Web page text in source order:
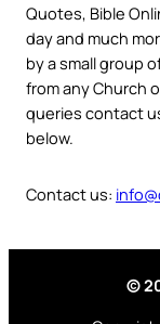
Quotes, Bible
day and much
by a small group
from any Church
queries contact
below.
Contact us:
©